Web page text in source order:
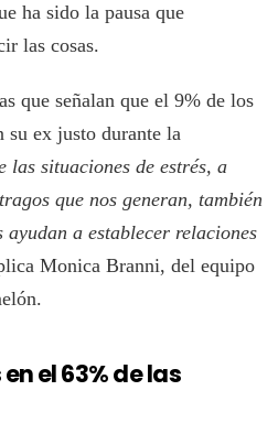
ha sido la pausa que
las cosas.
que señalan que el 9% de los
su ex justo durante la
las situaciones de estrés, a
que nos generan, también
a establecer relaciones
Monica Branni, del equipo
el 63% de las